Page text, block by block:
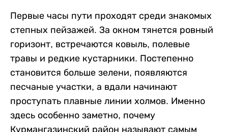
Первые часы пути проходят среди знакомых
степных пейзажей. За окном тянется ровный
горизонт, встречаются ковыль, полевые
травы и редкие кустарники. Постепенно
становится больше зелени, появляются
песчаные участки, а вдали начинают
проступать плавные линии холмов. Именно
здесь особенно заметно, почему
Курмангазинский район называют самым